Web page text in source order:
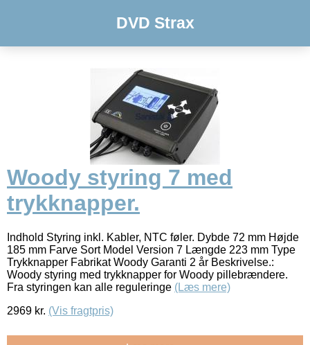
DVD Strax
Woody styring 7 med
trykknapper.
Indhold Styring inkl. Kabler, NTC føler. Dybde 72 mm Højde
185 mm Farve Sort Model Version 7 Længde 223 mm Type
Trykknapper Fabrikat Woody Garanti 2 år Beskrivelse.:
Woody styring med trykknapper for Woody pillebrændere.
Fra styringen kan alle reguleringe (Læs mere)
2969 kr. (Vis fragtpris)